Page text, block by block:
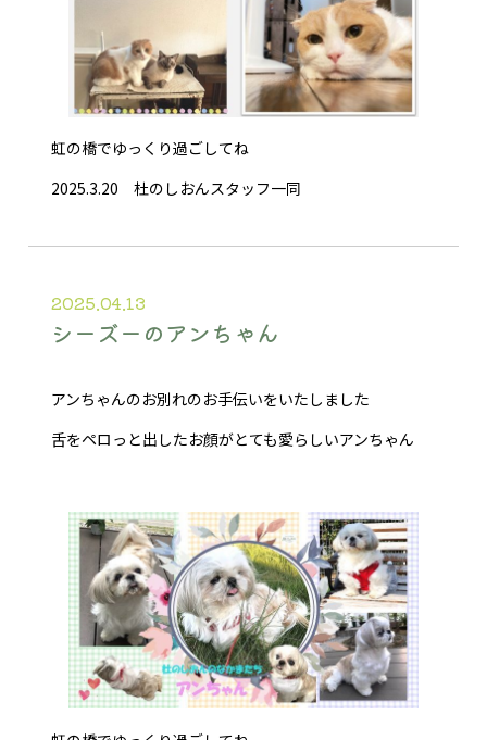
虹の橋でゆっくり過ごしてね
2025.3.20 杜のしおんスタッフ一同
2025.04.13
シーズーのアンちゃん
アンちゃんのお別れのお手伝いをいたしました
舌をペロっと出したお顔がとても愛らしいアンちゃん